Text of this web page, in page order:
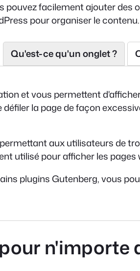
pouvez facilement ajouter
pour organiser le
Qu'est-ce qu'un onglet ?
et vous permettent
la page de façon
aux utilisateurs de
utilisé pour afficher les
plugins Gutenberg, vous
n'importe